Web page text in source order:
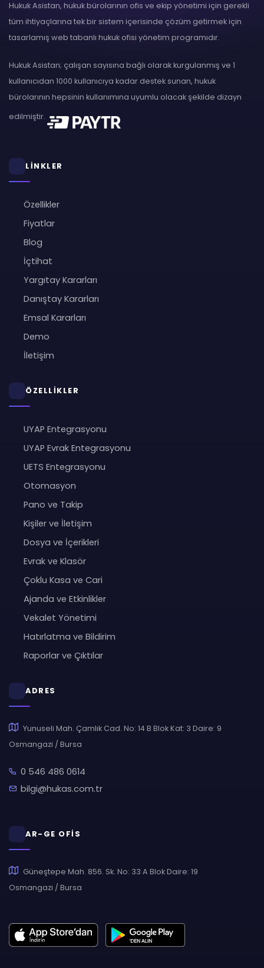
Hukuk Asistan, hukuk bürolarının ofis ve ekip yönetimi için gerekli
tüm ihtiyaçlarına tek bir sistem içerisinde çözüm getirmek için
tasarlamış web tabanlı hukuk ofisi yönetim programıdır.
Hukuk Asistan; çalışan sayısına bağlı olarak kurgulanmış ve 1
kullanıcıdan 1000 kullanıcıya kadar destek sunan, hukuk
bürolarının hepsinin kullanımına uyumlu olacak şekilde dizayn
edilmiştir.
LİNKLER
Özellikler
Fiyatlar
Blog
İçtihat
Yargıtay Kararları
Danıştay Kararları
Emsal Kararları
Demo
İletişim
ÖZELLİKLER
UYAP Entegrasyonu
UYAP Evrak Entegrasyonu
UETS Entegrasyonu
Otomasyon
Pano ve Takip
Kişiler ve İletişim
Dosya ve İçerikleri
Evrak ve Klasör
Çoklu Kasa ve Cari
Ajanda ve Etkinlikler
Vekalet Yönetimi
Hatırlatma ve Bildirim
Raporlar ve Çıktılar
ADRES
Yunuseli Mah. Çamlık Cad. No: 14 B Blok Kat: 3 Daire: 9
Osmangazi / Bursa
0 546 486 0614
bilgi@hukas.com.tr
AR-GE OFİS
Güneştepe Mah. 856. Sk. No: 33 A Blok Daire: 19
Osmangazi / Bursa